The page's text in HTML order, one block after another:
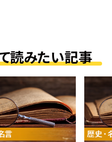
読みたい記事